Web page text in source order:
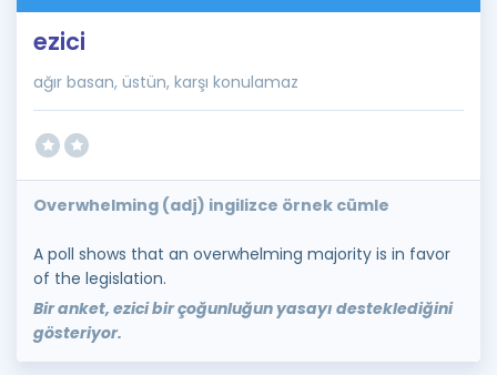
ezici
ağır basan, üstün, karşı konulamaz
Overwhelming (adj) ingilizce örnek cümle
A poll shows that an overwhelming majority is in favor
of the legislation.
Bir anket, ezici bir çoğunluğun yasayı desteklediğini
gösteriyor.